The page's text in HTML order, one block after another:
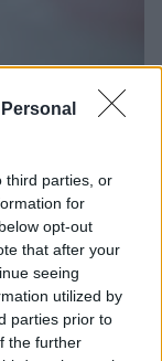
third parties, or
for
opt-out
that after your
seeing
utilized by
parties prior to
the further
ημερών